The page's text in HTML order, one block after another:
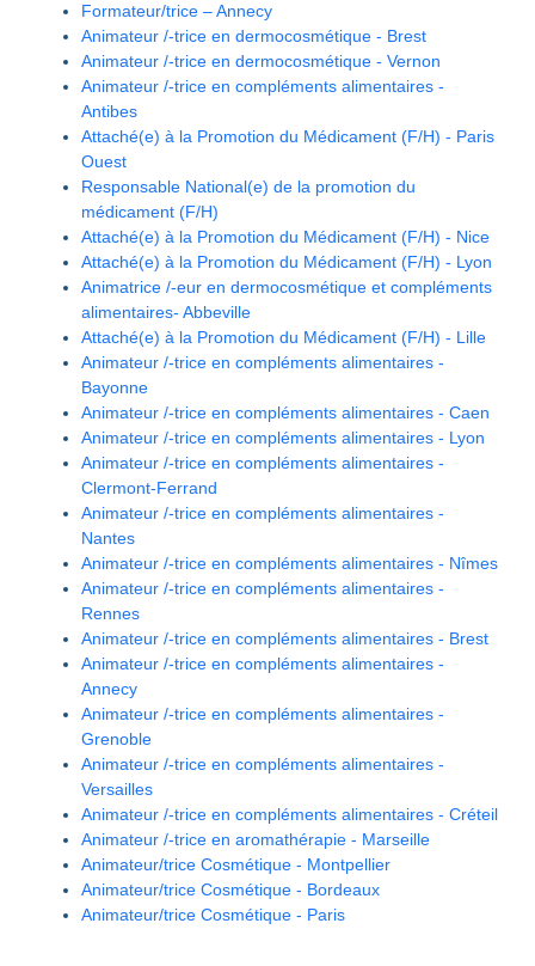
Formateur/trice – Annecy
Animateur /-trice en dermocosmétique - Brest
Animateur /-trice en dermocosmétique - Vernon
Animateur /-trice en compléments alimentaires -
Antibes
Attaché(e) à la Promotion du Médicament (F/H) - Paris
Ouest
Responsable National(e) de la promotion du
médicament (F/H)
Attaché(e) à la Promotion du Médicament (F/H) - Nice
Attaché(e) à la Promotion du Médicament (F/H) - Lyon
Animatrice /-eur en dermocosmétique et compléments
alimentaires- Abbeville
Attaché(e) à la Promotion du Médicament (F/H) - Lille
Animateur /-trice en compléments alimentaires -
Bayonne
Animateur /-trice en compléments alimentaires - Caen
Animateur /-trice en compléments alimentaires - Lyon
Animateur /-trice en compléments alimentaires -
Clermont-Ferrand
Animateur /-trice en compléments alimentaires -
Nantes
Animateur /-trice en compléments alimentaires - Nîmes
Animateur /-trice en compléments alimentaires -
Rennes
Animateur /-trice en compléments alimentaires - Brest
Animateur /-trice en compléments alimentaires -
Annecy
Animateur /-trice en compléments alimentaires -
Grenoble
Animateur /-trice en compléments alimentaires -
Versailles
Animateur /-trice en compléments alimentaires - Créteil
Animateur /-trice en aromathérapie - Marseille
Animateur/trice Cosmétique - Montpellier
Animateur/trice Cosmétique - Bordeaux
Animateur/trice Cosmétique - Paris